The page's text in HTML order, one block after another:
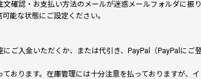
確認・お支払い方法のメールが迷惑メールフォルダに振
能な状態にご設定ください。
ご入金いただくか、または代引き、PayPal（PayPalに
おります。在庫管理には十分注意を払っておりますが、